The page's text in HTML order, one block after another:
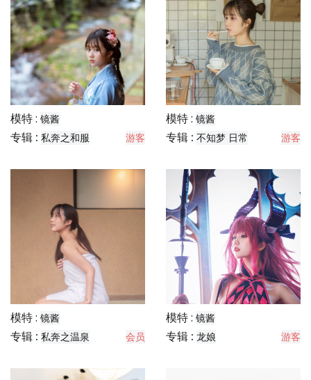
模特 :镜酱
专辑 :纺 游客
模特 :镜酱
专辑 :玛修 会员
镜酱
私奔之和服
模特 : 镜酱
专辑 : 不知梦 日常 游客